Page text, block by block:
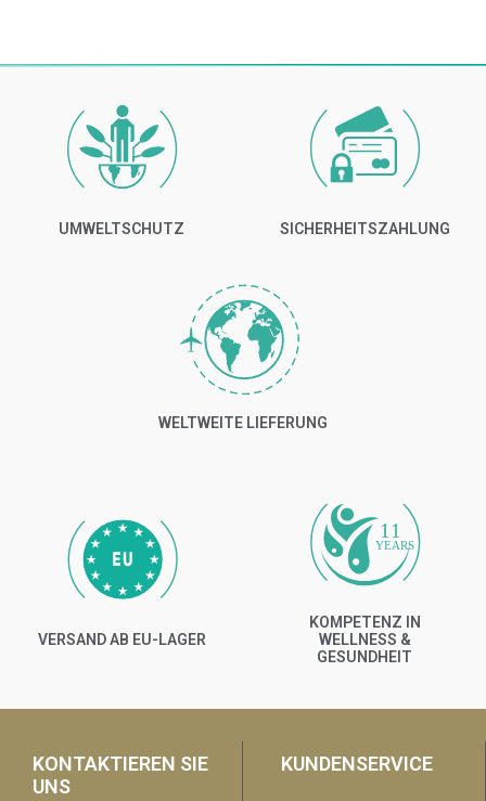
UMWELTSCHUTZ SICHERHEITSZAHLUNG
WELTWEITE LIEFERUNG
VERSAND AB EU-LAGER
11
YEARS
KOMPETENZ IN
WELLNESS &
GESUNDHEIT
KONTAKTIEREN SIE
UNS
KUNDENSERVICE